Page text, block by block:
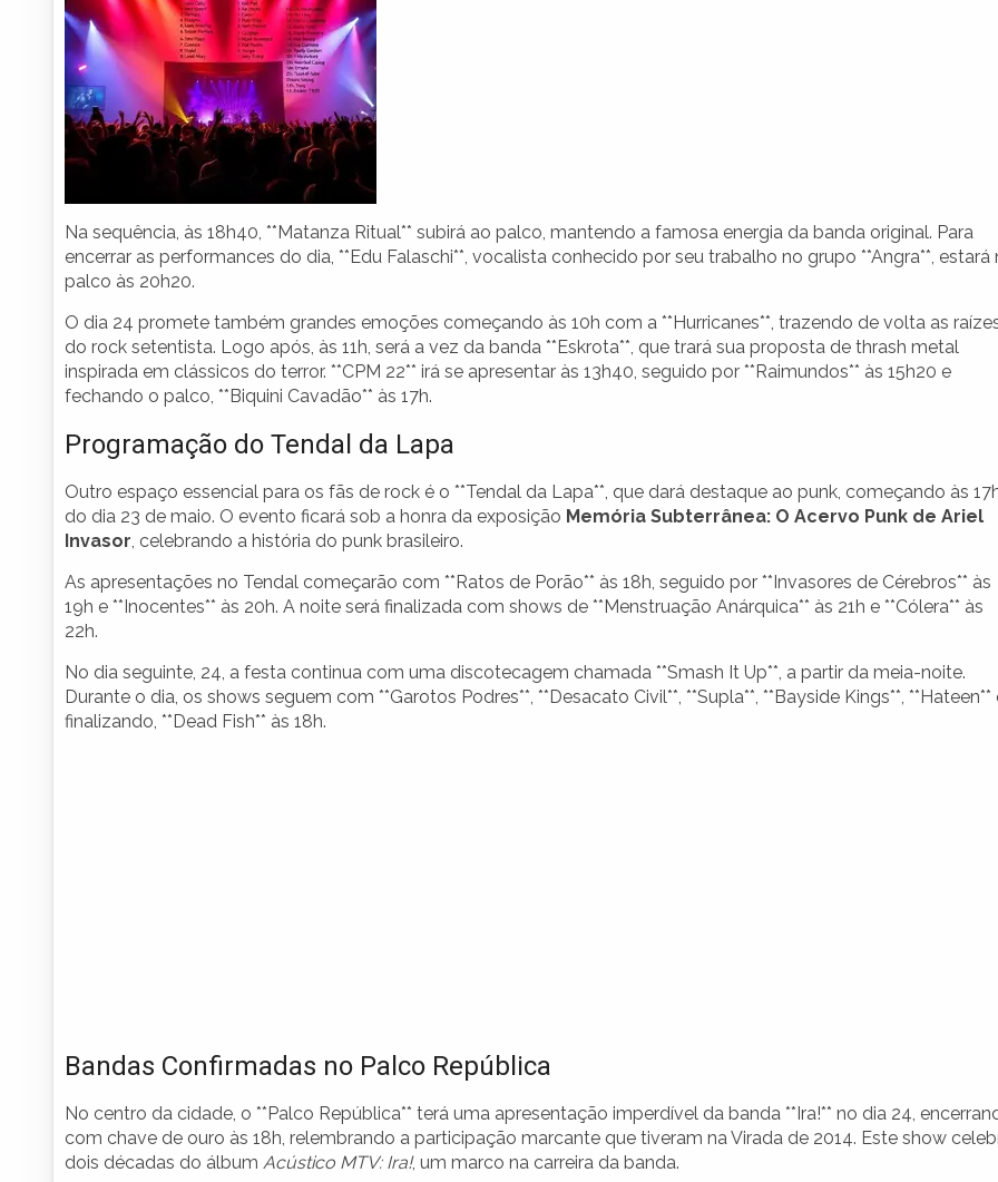
Na sequência, às 18h40, **Matanza Ritual** subirá ao palco, mantendo a famosa energia da banda original. Para
encerrar as performances do dia, **Edu Falaschi**, vocalista conhecido por seu trabalho no grupo **Angra**, estará
palco às 20h20.
O dia 24 promete também grandes emoções começando às 10h com a **Hurricanes**, trazendo de volta as
do rock setentista. Logo após, às 11h, será a vez da banda **Eskrota**, que trará sua proposta de thrash metal
inspirada em clássicos do terror. **CPM 22** irá se apresentar às 13h40, seguido por **Raimundos** às 15h20 e
fechando o palco, **Biquini Cavadão** às 17h.
Programação do Tendal da Lapa
Outro espaço essencial para os fãs de rock é o **Tendal da Lapa**, que dará destaque ao punk, começando às
do dia 23 de maio. O evento ficará sob a honra da exposição Memória Subterrânea: O Acervo Punk de Ariel
Invasor, celebrando a história do punk brasileiro.
As apresentações no Tendal começarão com **Ratos de Porão** às 18h, seguido por **Invasores de Cérebros** às
19h e **Inocentes** às 20h. A noite será finalizada com shows de **Menstruação Anárquica** às 21h e **Cólera** às
22h.
No dia seguinte, 24, a festa continua com uma discotecagem chamada **Smash It Up**, a partir da meia-noite.
Durante o dia, os shows seguem com **Garotos Podres**, **Desacato Civil**, **Supla**, **Bayside Kings**, **Hateen**
finalizando, **Dead Fish** às 18h.
Bandas Confirmadas no Palco República
No centro da cidade, o **Palco República** terá uma apresentação imperdível da banda **Ira!** no dia 24,
com chave de ouro às 18h, relembrando a participação marcante que tiveram na Virada de 2014. Este show
dois décadas do álbum Acústico MTV: Ira!, um marco na carreira da banda.